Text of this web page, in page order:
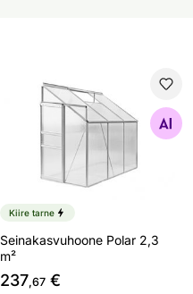
Seinakasvuhoone Polar 2,3
Otsi sarnaseid
Kiire tarne
Seinakasvuhoone Polar 2,3
m²
237,67 €